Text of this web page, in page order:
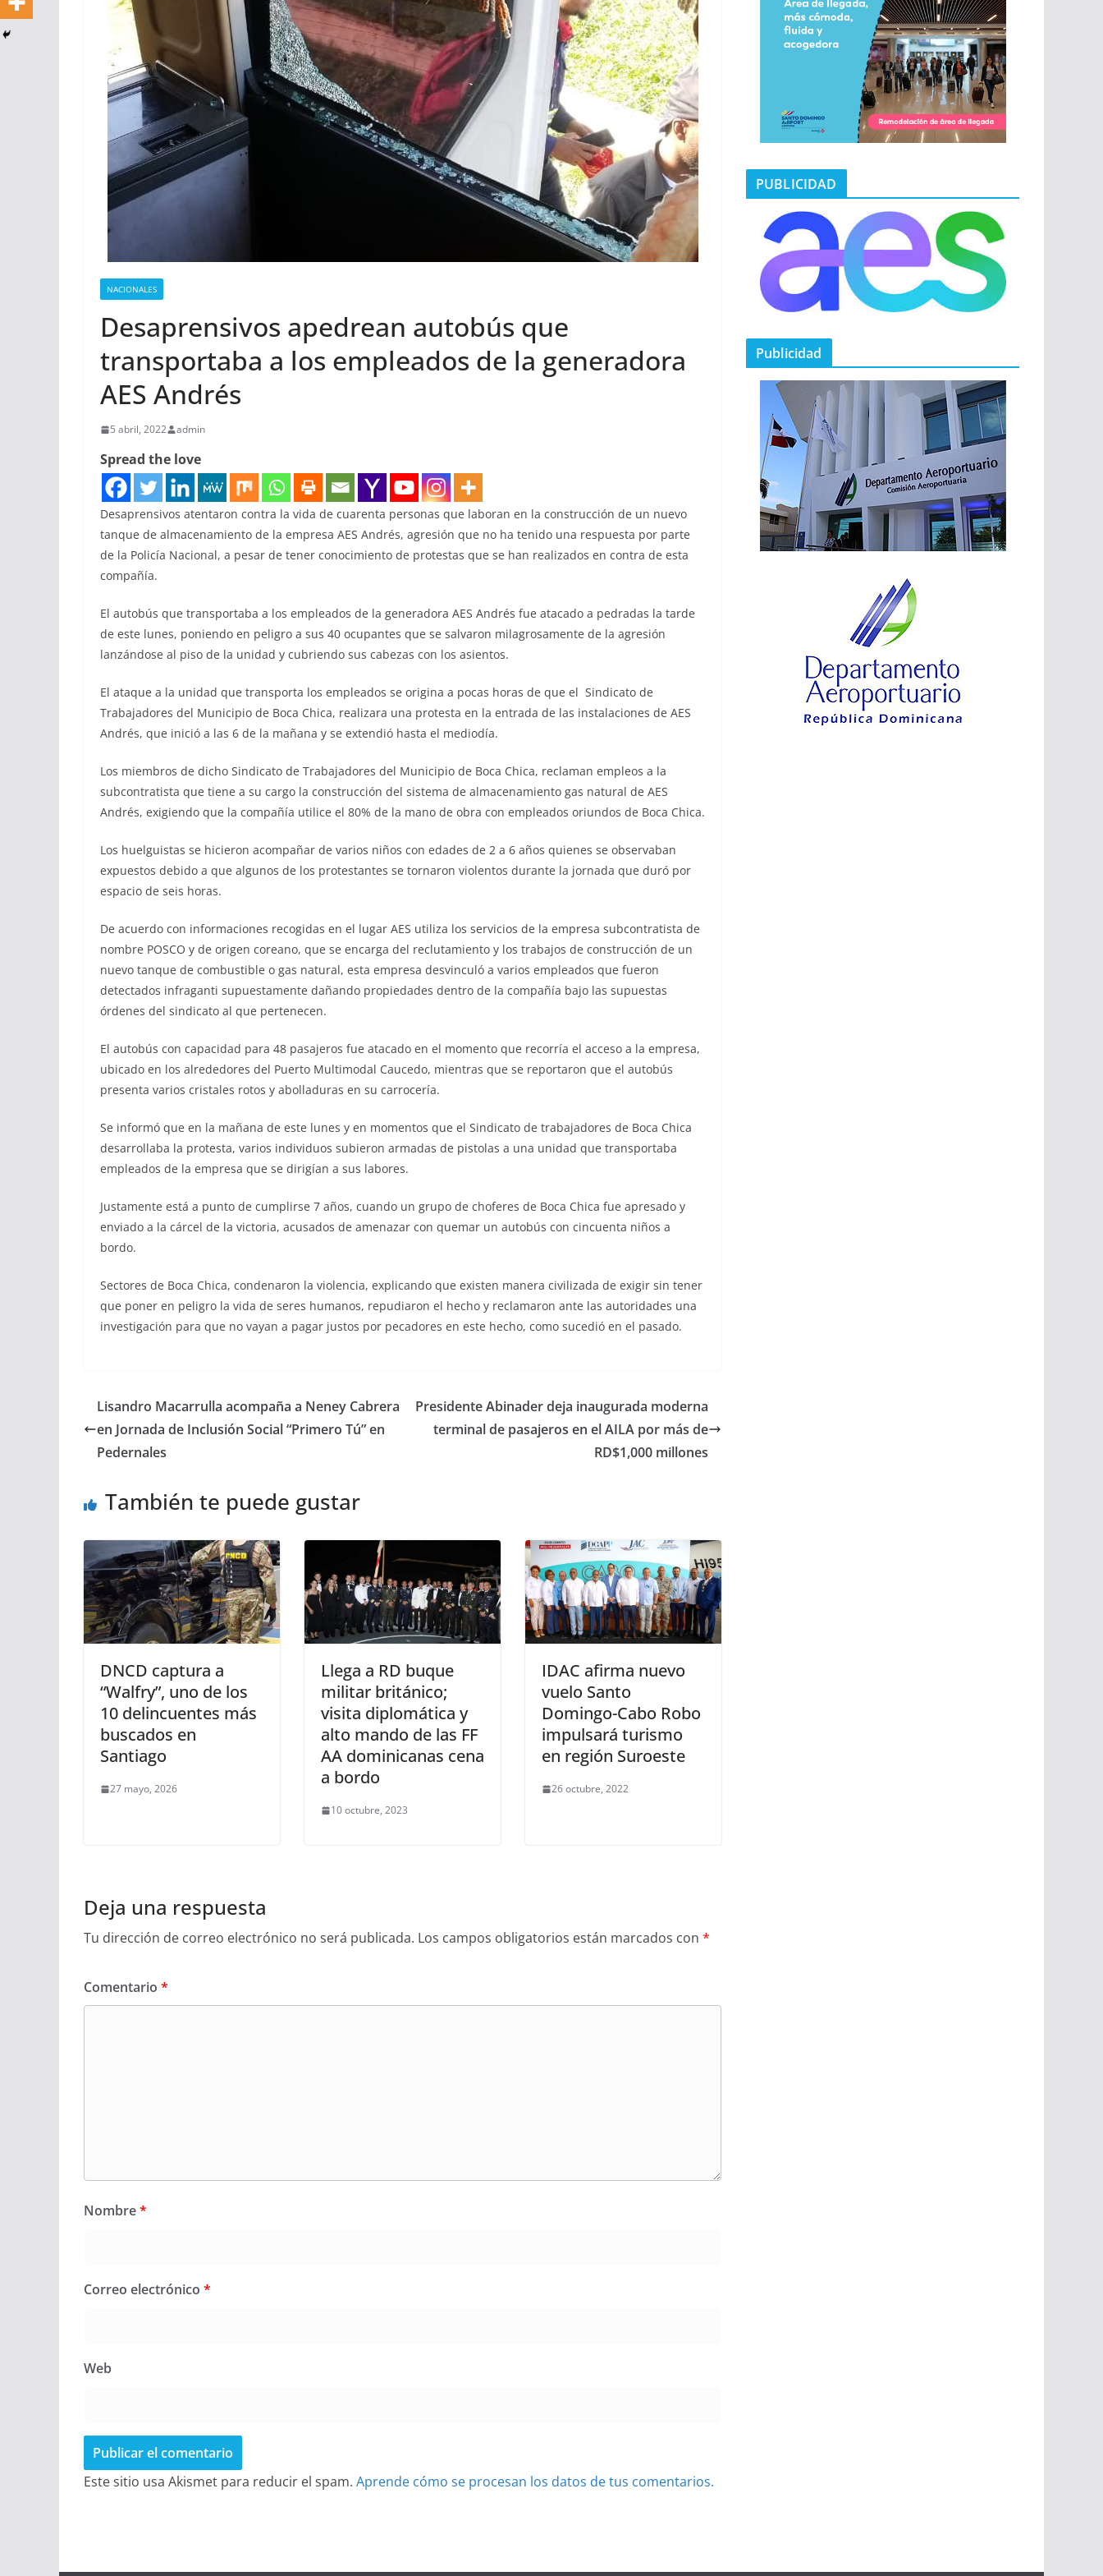
NACIONALES
Desaprensivos apedrean autobús que
transportaba a los empleados de la generadora
AES Andrés
5 abril, 2022 admin
Spread the love
Desaprensivos atentaron contra la vida de cuarenta personas que laboran en la construcción de un nuevo
tanque de almacenamiento de la empresa AES Andrés, agresión que no ha tenido una respuesta por parte
de la Policía Nacional, a pesar de tener conocimiento de protestas que se han realizados en contra de esta
compañía.
El autobús que transportaba a los empleados de la generadora AES Andrés fue atacado a pedradas la tarde
de este lunes, poniendo en peligro a sus 40 ocupantes que se salvaron milagrosamente de la agresión
lanzándose al piso de la unidad y cubriendo sus cabezas con los asientos.
El ataque a la unidad que transporta los empleados se origina a pocas horas de que el Sindicato de
Trabajadores del Municipio de Boca Chica, realizara una protesta en la entrada de las instalaciones de AES
Andrés, que inició a las 6 de la mañana y se extendió hasta el mediodía.
Los miembros de dicho Sindicato de Trabajadores del Municipio de Boca Chica, reclaman empleos a la
subcontratista que tiene a su cargo la construcción del sistema de almacenamiento gas natural de AES
Andrés, exigiendo que la compañía utilice el 80% de la mano de obra con empleados oriundos de Boca Chica.
Los huelguistas se hicieron acompañar de varios niños con edades de 2 a 6 años quienes se observaban
expuestos debido a que algunos de los protestantes se tornaron violentos durante la jornada que duró por
espacio de seis horas.
De acuerdo con informaciones recogidas en el lugar AES utiliza los servicios de la empresa subcontratista de
nombre POSCO y de origen coreano, que se encarga del reclutamiento y los trabajos de construcción de un
nuevo tanque de combustible o gas natural, esta empresa desvinculó a varios empleados que fueron
detectados infraganti supuestamente dañando propiedades dentro de la compañía bajo las supuestas
órdenes del sindicato al que pertenecen.
El autobús con capacidad para 48 pasajeros fue atacado en el momento que recorría el acceso a la empresa,
ubicado en los alrededores del Puerto Multimodal Caucedo, mientras que se reportaron que el autobús
presenta varios cristales rotos y abolladuras en su carrocería.
Se informó que en la mañana de este lunes y en momentos que el Sindicato de trabajadores de Boca Chica
desarrollaba la protesta, varios individuos subieron armadas de pistolas a una unidad que transportaba
empleados de la empresa que se dirigían a sus labores.
Justamente está a punto de cumplirse 7 años, cuando un grupo de choferes de Boca Chica fue apresado y
enviado a la cárcel de la victoria, acusados de amenazar con quemar un autobús con cincuenta niños a
bordo.
Sectores de Boca Chica, condenaron la violencia, explicando que existen manera civilizada de exigir sin tener
que poner en peligro la vida de seres humanos, repudiaron el hecho y reclamaron ante las autoridades una
investigación para que no vayan a pagar justos por pecadores en este hecho, como sucedió en el pasado.
Lisandro Macarrulla acompaña a Neney Cabrera
en Jornada de Inclusión Social “Primero Tú” en
Pedernales
Presidente Abinader deja inaugurada moderna
terminal de pasajeros en el AILA por más de
RD$1,000 millones
También te puede gustar
DNCD captura a
“Walfry”, uno de los
10 delincuentes más
buscados en
Santiago
27 mayo, 2026
Llega a RD buque
militar británico;
visita diplomática y
alto mando de las FF
AA dominicanas cena
a bordo
10 octubre, 2023
IDAC afirma nuevo
vuelo Santo
Domingo-Cabo Robo
impulsará turismo
en región Suroeste
26 octubre, 2022
Deja una respuesta
Tu dirección de correo electrónico no será publicada. Los campos obligatorios están marcados con *
Comentario *
Nombre*
Correo electrónico *
Web
Este sitio usa Akismet para reducir el spam. Aprende cómo se procesan los datos de tus comentarios.
PUBLICIDAD
Publicidad